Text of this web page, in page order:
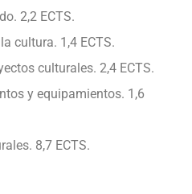
2,2 ECTS.
cultura. 1,4 ECTS.
culturales. 2,4 ECTS.
y equipamientos. 1,6
8,7 ECTS.